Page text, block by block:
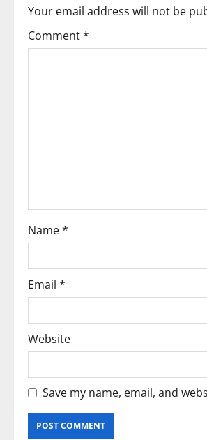
Your email address will not be
Comment*
Name*
Email *
Website
Save my name, email, and